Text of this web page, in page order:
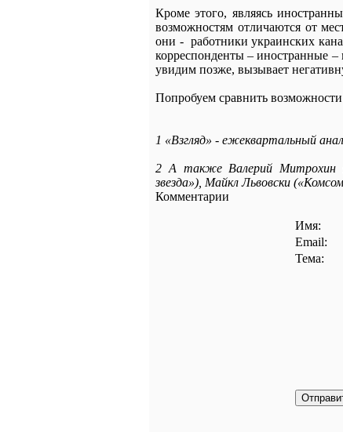
Кроме этого, являясь
возможностям отличаются от
они - работники украинских
корреспонденты – иностранные
увидим позже, вызывает
Попробуем сравнить
1 «Взгляд» - ежеквартальный
2 А также Валерий Митрохин
звезда»), Майкл Львовски
Комментарии
Имя:
Email:
Тема: